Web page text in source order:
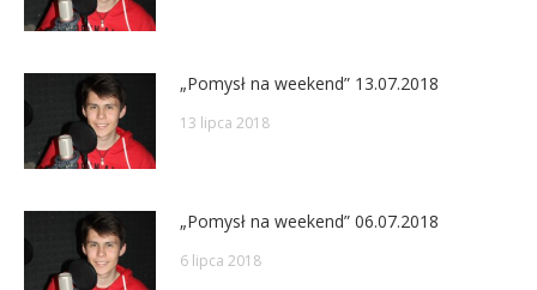
„Pomysł na weekend” 13.07.2018
13 lipca 2018
„Pomysł na weekend” 06.07.2018
6 lipca 2018